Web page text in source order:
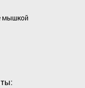
мышкой